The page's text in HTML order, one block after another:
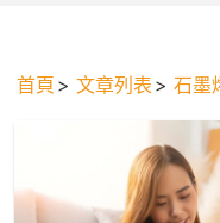
首頁 文章列表 石墨